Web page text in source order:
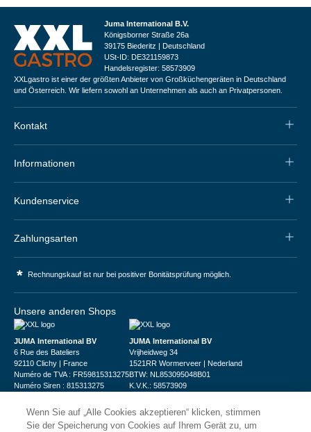
Juma International B.V.
Königsborner Straße 26a
39175 Biederitz | Deutschland
USt-ID: DE321159873
Handelsregister: 58573909
XXLgastro ist einer der größten Anbieter von Großküchengeräten in Deutschland
und Österreich. Wir liefern sowohl an Unternehmen als auch an Privatpersonen.
Kontakt
Informationen
Kundenservice
Zahlungsarten
* Rechnungskauf ist nur bei positiver Bonitätsprüfung möglich.
Unsere anderen Shops
JUMA International BV
6 Rue des Bateliers
92110 Clichy | France
Numéro de TVA : FR59815313275
Numéro Siren : 815313275
JUMA International BV
Vrijheidweg 34
1521RR Wormerveer | Nederland
BTW: NL853095048B01
K.V.K.: 58573909
Wenn Sie auf „Alle Cookies akzeptieren“ klicken, stimmen
Sie der Speicherung von Cookies auf Ihrem Gerät zu, um